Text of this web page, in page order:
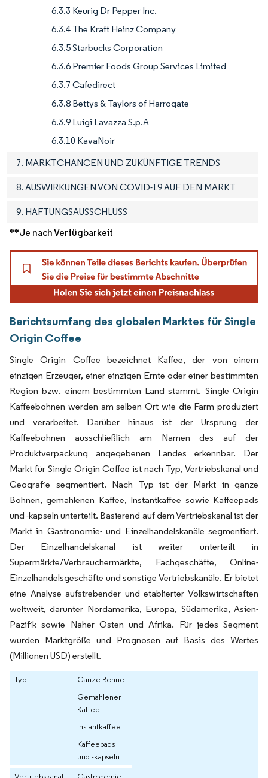
6.3.3 Keurig Dr Pepper Inc.
6.3.4 The Kraft Heinz Company
6.3.5 Starbucks Corporation
6.3.6 Premier Foods Group Services Limited
6.3.7 Cafedirect
6.3.8 Bettys & Taylors of Harrogate
6.3.9 Luigi Lavazza S.p.A
6.3.10 KavaNoir
7. MARKTCHANCEN UND ZUKÜNFTIGE TRENDS
8. AUSWIRKUNGEN VON COVID-19 AUF DEN MARKT
9. HAFTUNGSAUSSCHLUSS
**Je nach Verfügbarkeit
Berichtsumfang des globalen Marktes für Single
Origin Coffee
Single Origin Coffee bezeichnet Kaffee, der von einem
einzigen Erzeuger, einer einzigen Ernte oder einer bestimmten
Region bzw. einem bestimmten Land stammt. Single Origin
Kaffeebohnen werden am selben Ort wie die Farm produziert
und verarbeitet. Darüber hinaus ist der Ursprung der
Kaffeebohnen ausschließlich am Namen des auf der
Produktverpackung angegebenen Landes erkennbar. Der
Markt für Single Origin Coffee ist nach Typ, Vertriebskanal und
Geografie segmentiert. Nach Typ ist der Markt in ganze
Bohnen, gemahlenen Kaffee, Instantkaffee sowie Kaffeepads
und -kapseln unterteilt. Basierend auf dem Vertriebskanal ist der
Markt in Gastronomie- und Einzelhandelskanäle segmentiert.
Der Einzelhandelskanal ist weiter unterteilt in
Supermärkte/Verbrauchermärkte, Fachgeschäfte, Online-
Einzelhandelsgeschäfte und sonstige Vertriebskanäle. Er bietet
eine Analyse aufstrebender und etablierter Volkswirtschaften
weltweit, darunter Nordamerika, Europa, Südamerika, Asien-
Pazifik sowie Naher Osten und Afrika. Für jedes Segment
wurden Marktgröße und Prognosen auf Basis des Wertes
(Millionen USD) erstellt.
Typ
Ganze Bohne
Gemahlener
Kaffee
Instantkaffee
Kaffeepads
und -kapseln